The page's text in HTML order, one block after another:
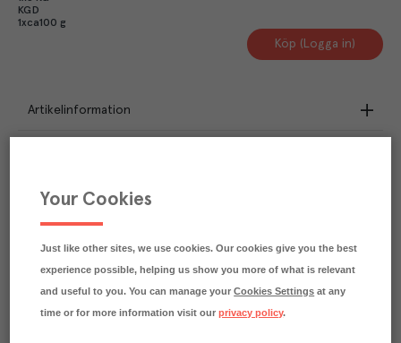
KGD
1xca100 g
Köp (Logga in)
Artikelinformation
Praktisk info
Näringsdeklaration
Your Cookies
Just like other sites, we use cookies. Our cookies give you the best
experience possible, helping us show you more of what is relevant
and useful to you. You can manage yourCookies Settings at any
time or for more information visit ourprivacy policy.